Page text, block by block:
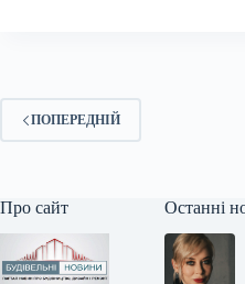
ПОПЕРЕДНІЙ
Про сайт Останні